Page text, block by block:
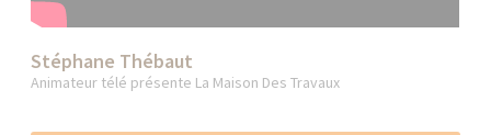
Stéphane Thébaut
Animateur télé présente La Maison Des Travaux